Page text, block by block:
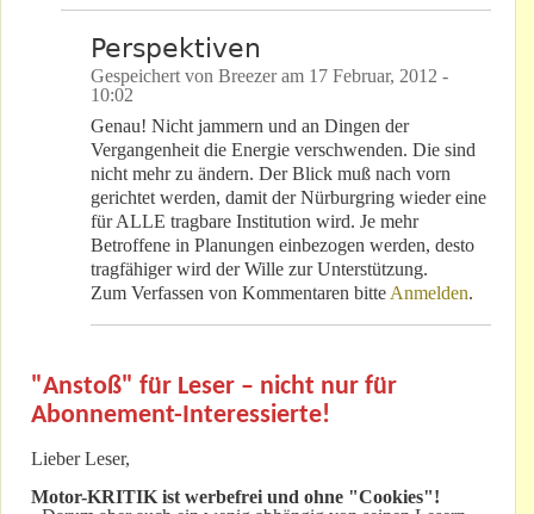
Perspektiven
Gespeichert von Breezeram 17 Februar, 2012 -
10:02
Genau! Nicht jammern und an Dingen der
Vergangenheit die Energie verschwenden. Die sind
nicht mehr zu ändern. Der Blick muß nach vorn
gerichtet werden, damit der Nürburgring wieder eine
für ALLE tragbare Institution wird. Je mehr
Betroffene in Planungen einbezogen werden, desto
tragfähiger wird der Wille zur Unterstützung.
Zum Verfassen von Kommentaren bitte Anmelden.
"Anstoß" für Leser – nicht nur für
Abonnement-Interessierte!
Lieber Leser,
Motor-KRITIK ist werbefrei und ohne "Cookies"!